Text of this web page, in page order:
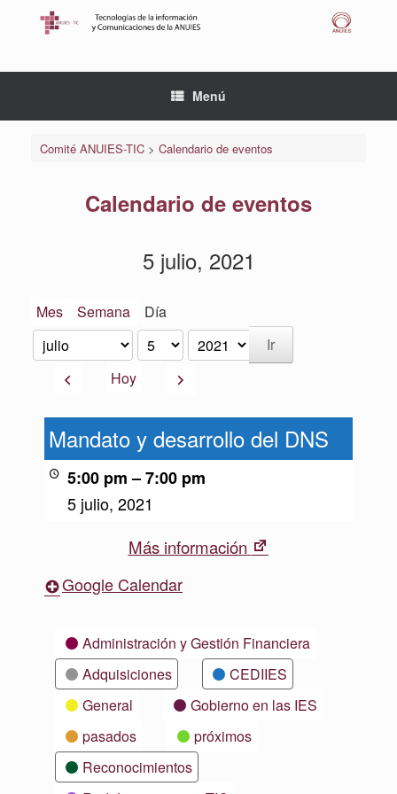
Menú
Comité ANUIES-TIC> Calendario de eventos
Calendario de eventos
5 julio, 2021
Mes Semana Día
Mes
Día
Año
AnteriorHoy Siguiente
desarrollo
Mandato y desarrollo del DNS
5:00 pm –7:00 pm
5 julio, 2021
Más información
Google Calendar
CategoríasAdministración y Gestión Financiera
Adquisiciones
CEDIIES
General
Gobierno en las IES
pasados
próximos
Reconocimientos